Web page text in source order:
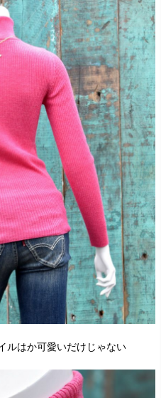
ルはか可愛いだけじゃない